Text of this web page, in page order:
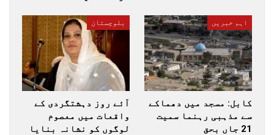
اہم خبریں
کابل: مسجد میں دھماکے
سے مذہبی رہنما سمیت
21 جاں بحق
بلوچستان
آئے روز دہشتگردی کے
واقعات میں معصوم
لوگوں کو نشانہ بنایا